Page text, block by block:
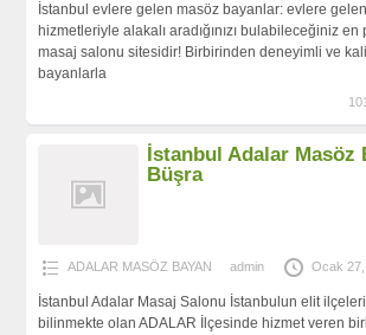
İstanbul evlere gelen masöz bayanlar: evlere
hizmetleriyle alakalı aradığınızı bulabileceğiniz en
masaj salonu sitesidir! Birbirinden deneyimli ve
bayanlarla
İstanbul Adalar Masöz
Büşra
ADALAR MASÖZ BAYAN admin Ocak
İstanbul Adalar Masaj Salonu İstanbulun elit
bilinmekte olan ADALAR İlçesinde hizmet veren